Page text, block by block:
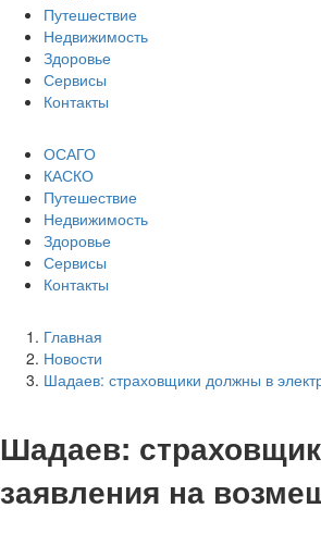
Путешествие
Недвижимость
Здоровье
Сервисы
Контакты
ОСАГО
КАСКО
Путешествие
Недвижимость
Здоровье
Сервисы
Контакты
Главная
Новости
Шадаев: страховщики должны в
Шадаев:
заявления на